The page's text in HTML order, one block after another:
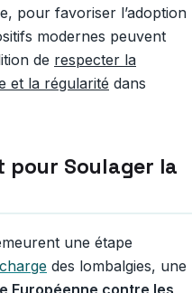
pour favoriser l’adoption
modernes peuvent
de respecter la
et la régularité dans
pour Soulager la
une étape
des lombalgies, une